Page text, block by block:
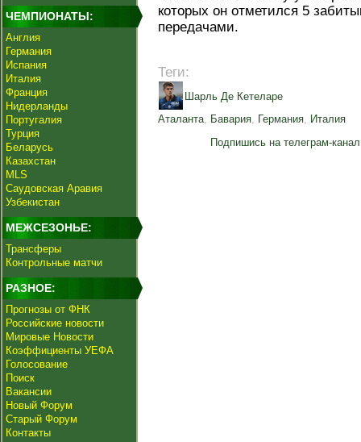
ЧЕМПИОНАТЫ:
Англия
Германия
Испания
Италия
Франция
Нидерланды
Португалия
Турция
Беларусь
Казахстан
MLS
Саудовская Аравия
Узбекистан
МЕЖСЕЗОНЬЕ:
Трансферы
Контрольные матчи
РАЗНОЕ:
Прогнозы от ФНК
Российские новости
Мировые Новости
Коэффициенты УЕФА
Голосование
Поиск
Вакансии
Новый Форум
Старый Форум
Контакты
которых он отметился 5
передачами.
Теги:
Шарль Де Кетеларе
Аталанта, Бавария, Германия, Италия
Подпишись на телеграм-